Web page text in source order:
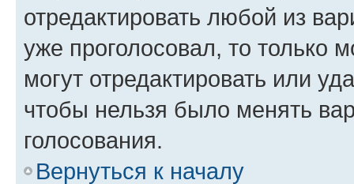
отредактировать любой из
уже проголосовал, то только
могут отредактировать или
чтобы нельзя было менять
голосования.
Вернуться к началу